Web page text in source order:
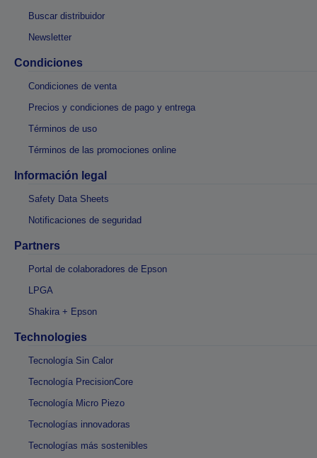
Buscar distribuidor
Newsletter
Condiciones
Condiciones de venta
Precios y condiciones de pago y entrega
Términos de uso
Términos de las promociones online
Información legal
Safety Data Sheets
Notificaciones de seguridad
Partners
Portal de colaboradores de Epson
LPGA
Shakira + Epson
Technologies
Tecnología Sin Calor
Tecnología PrecisionCore
Tecnología Micro Piezo
Tecnologías innovadoras
Tecnologías más sostenibles